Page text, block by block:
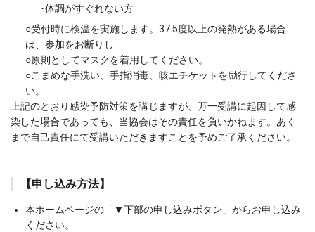
･体調がすぐれない方
○受付時に検温を実施します。37.5度以上の発熱がある場合
は、参加をお断りし
○原則としてマスクを着用してください。
○こまめな手洗い、手指消毒、咳エチケットを励行してくださ
い。
上記のとおり感染予防対策を講じますが、万一受講に起因して感
染した場合であっても、当協会はその責任を負いかねます。あく
まで自己責任にて受講いただきますことを予めご了承ください。
【申し込み方法】
本ホームページの「▼下部の申し込みボタン」からお申し込み
ください。